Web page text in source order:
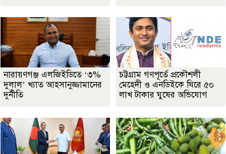
নারায়ণগঞ্জ এলজিইডিতে ‘৩%
দুলাল’ খ্যাত আহসানুজ্জামানের
দুর্নীতি
চট্টগ্রাম গণপূর্তে প্রকৌশলী
মেহেদী ও এনডিইকে ঘিরে ৫০
লাখ টাকার ঘুষের অভিযোগ